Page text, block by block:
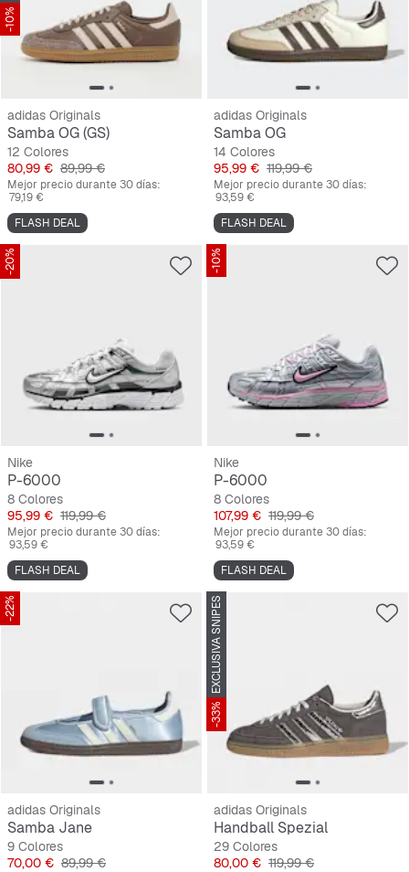
-10%
adidas Originals
Samba OG (GS)
12 Colores
Precio
80,99 € Precio original
89,99 €
Mejor precio durante 30 días:
79,19 €
FLASH DEAL
adidas Originals
Samba OG
14 Colores
Precio
95,99 € Precio original
119,99 €
Mejor precio durante 30 días:
93,59 €
FLASH DEAL
-20%
Nike
P-6000
8 Colores
Precio
95,99 € Precio original
119,99 €
Mejor precio durante 30 días:
93,59 €
FLASH DEAL
-10%
Nike
P-6000
8 Colores
Precio
107,99 € Precio original
119,99 €
Mejor precio durante 30 días:
93,59 €
FLASH DEAL
-22%
adidas Originals
Samba Jane
9 Colores
Precio
70,00 € Precio original
89,99 €
EXCLUSIVA SNIPES
-33%
adidas Originals
Handball Spezial
29 Colores
Precio
80,00 € Precio original
119,99 €